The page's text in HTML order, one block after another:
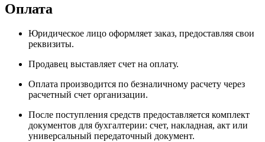
Оплата
Юридическое лицо оформляет заказ, предоставляя свои
реквизиты.
Продавец выставляет счет на оплату.
Оплата производится по безналичному расчету через
расчетный счет организации.
После поступления средств предоставляется комплект
документов для бухгалтерии: счет, накладная, акт или
универсальный передаточный документ.